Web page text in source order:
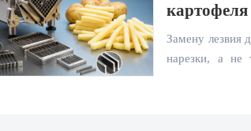
продукта?
Замену лезвия
нарезки, а не
картофеля с